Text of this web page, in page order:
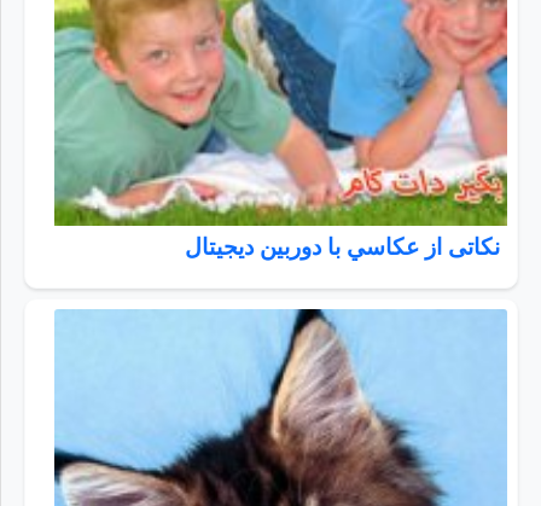
نکاتی از عكاسي با دوربين ديجيتال